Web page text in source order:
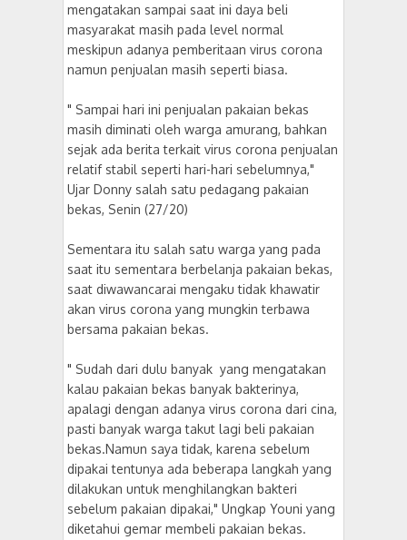
mengatakan sampai saat ini daya beli
masyarakat masih pada level normal
meskipun adanya pemberitaan virus corona
namun penjualan masih seperti biasa.
" Sampai hari ini penjualan pakaian bekas
masih diminati oleh warga amurang, bahkan
sejak ada berita terkait virus corona penjualan
relatif stabil seperti hari-hari sebelumnya,"
Ujar Donny salah satu pedagang pakaian
bekas, Senin (27/20)
Sementara itu salah satu warga yang pada
saat itu sementara berbelanja pakaian bekas,
saat diwawancarai mengaku tidak khawatir
akan virus corona yang mungkin terbawa
bersama pakaian bekas.
" Sudah dari dulu banyak yang mengatakan
kalau pakaian bekas banyak bakterinya,
apalagi dengan adanya virus corona dari cina,
pasti banyak warga takut lagi beli pakaian
bekas.Namun saya tidak, karena sebelum
dipakai tentunya ada beberapa langkah yang
dilakukan untuk menghilangkan bakteri
sebelum pakaian dipakai," Ungkap Youni yang
diketahui gemar membeli pakaian bekas.